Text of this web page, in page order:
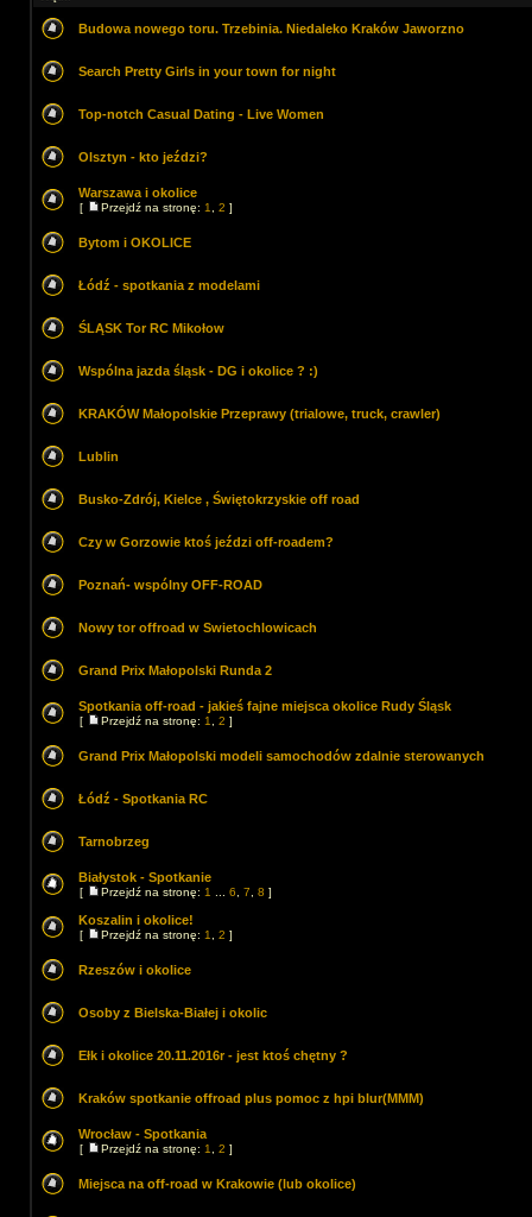
Budowa nowego toru. Trzebinia. Niedaleko Kraków Jaworzno
Search Pretty Girls in your town for night
Top-notch Сasual Dating - Live Women
Olsztyn - kto jeździ?
Warszawa i okolice
[ Przejdź na stronę: 1 2 ]
Bytom i OKOLICE
Łódź - spotkania z modelami
ŚLĄSK Tor RC Mikołow
Wspólna jazda śląsk - DG i okolice ? :)
KRAKÓW Małopolskie Przeprawy (trialowe, truck, crawler)
Lublin
Busko-Zdrój, Kielce , Świętokrzyskie off road
Czy w Gorzowie ktoś jeździ off-roadem?
Poznań- wspólny OFF-ROAD
Nowy tor offroad w Swietochlowicach
Grand Prix Małopolski Runda 2
Spotkania off-road - jakieś fajne miejsca okolice Rudy Śląsk
[ Przejdź na stronę: 1 2 ]
Grand Prix Małopolski modeli samochodów zdalnie sterowanych
Łódź - Spotkania RC
Tarnobrzeg
Białystok - Spotkanie
[ Przejdź na stronę: 1 6 7 8 ]
Koszalin i okolice!
[ Przejdź na stronę: 1 2 ]
Rzeszów i okolice
Osoby z Bielska-Białej i okolic
Ełk i okolice 20.11.2016r - jest ktoś chętny ?
Kraków spotkanie offroad plus pomoc z hpi blur(MMM)
Wrocław - Spotkania
[ Przejdź na stronę: 1 2 ]
Miejsca na off-road w Krakowie (lub okolice)